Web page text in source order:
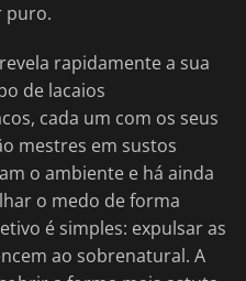
puro.
rapidamente a sua
de lacaios
cada um com os seus
mestres em sustos
o ambiente e há ainda
o medo de forma
é simples: expulsar as
ao sobrenatural. A